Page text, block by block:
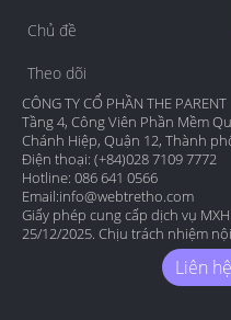
Chủ đề
Theo dõi
CÔNG TY CỔ PHẦN THE PARENT
Tầng 4, Công Viên Phần Mềm
Chánh Hiệp, Quận 12, Thành
Điện thoại: (+84)028 7109 7772
Hotline: 086 641 0566
Email:info@webtretho.com
Giấy phép cung cấp dịch vụ
25/12/2025. Chịu trách nhiệm
Liên